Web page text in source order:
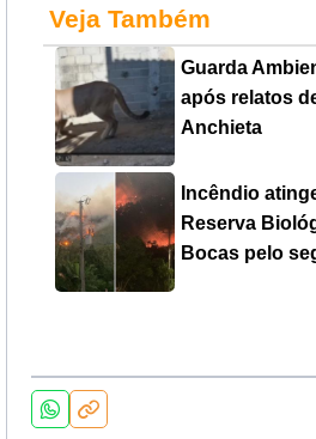
Veja Também
Guarda
após relatos
Anchieta
Incêndio
Reserva
Bocas pelo